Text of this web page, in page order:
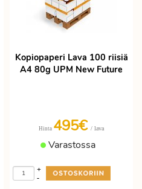
Kopiopaperi Lava 100 riisiä
A4 80g UPM New Future
Hinta 495€ / lava
Varastossa
-
+